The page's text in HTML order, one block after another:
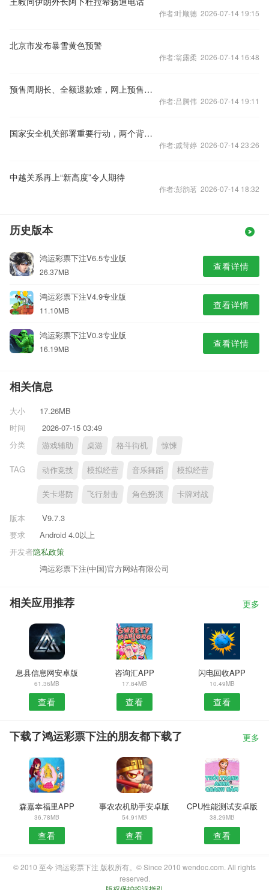
作者:叶顺德 2026-07-14 19:15
北京市发布暴雪黄色预警
作者:翁露柔 2026-07-14 16:48
预售周期长、全额退款难，网上预售票套路埋得深
作者:吕腾伟 2026-07-14 19:11
国家安全机关部署重要行动，两个背景值得关注
作者:戚苛婷 2026-07-14 23:26
中越关系再上“新高度”令人期待
作者:彭韵茗 2026-07-14 18:32
历史版本
鸿运彩票下注V6.5专业版
26.37MB 查看详情
鸿运彩票下注V4.9专业版
11.10MB 查看详情
鸿运彩票下注V0.3专业版
16.19MB 查看详情
相关信息
大小
17.26MB
时间
2026-07-15 03:49
分类
游戏辅助 桌游 格斗街机 惊悚
TAG 动作竞技 模拟经营 音乐舞蹈 模拟经营
关卡塔防 飞行射击 角色扮演 卡牌对战
版本
V9.7.3
要求
Android 4.0以上
隐私政策
开发者
鸿运彩票下注(中国)官方网站有限公司
相关应用推荐 更多
息县信息网安卓版
61.36MB
查看
咨询汇APP
17.84MB
查看
闪电回收APP
10.49MB
查看
下载了鸿运彩票下注的朋友都下载了 更多
森嘉幸福里APP
36.78MB
查看
事农农机助手安卓版
54.91MB
查看
CPU性能测试安卓版
38.29MB
查看
© 2010 至今 鸿运彩票下注 版权所有。© Since 2010 wendoc.com. All rights
reserved.